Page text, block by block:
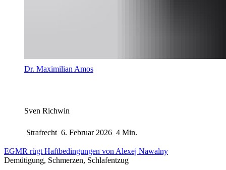
Dr. Maximilian Amos
Sven Richwin
Strafrecht 6. Februar 2026 4 Min.
EGMR rügt Haftbedingungen von Alexej Nawalny
Demütigung, Schmerzen, Schlafentzug